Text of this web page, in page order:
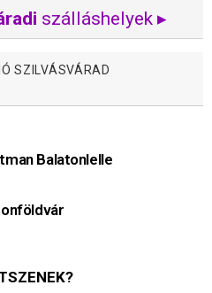
szálláshelyek ▸
SZILVÁSVÁRAD
Balatonlelle